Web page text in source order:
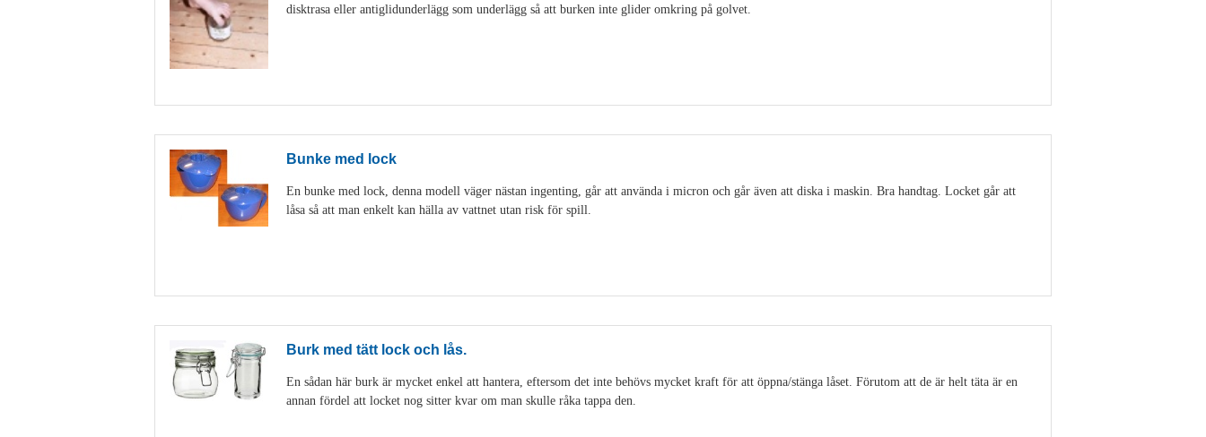
disktrasa eller antiglidunderlägg som underlägg så att burken inte glider omkring på golvet.
Bunke med lock
En bunke med lock, denna modell väger nästan ingenting, går att använda i micron och går även att diska i maskin. Bra handtag. Locket går att
låsa så att man enkelt kan hälla av vattnet utan risk för spill.
Burk med tätt lock och lås.
En sådan här burk är mycket enkel att hantera, eftersom det inte behövs mycket kraft för att öppna/stänga låset. Förutom att de är helt täta är en
annan fördel att locket nog sitter kvar om man skulle råka tappa den.